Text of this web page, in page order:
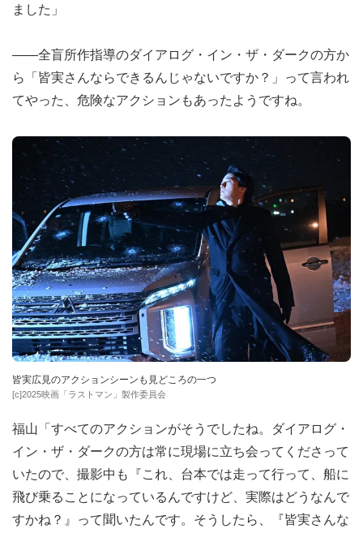
ました」
――全盲所作指導のダイアログ・イン・ザ・ダークの方か
ら「皆実さんならできるんじゃないですか？」って言われ
てやった、危険なアクションもあったようですね。
皆実広見のアクションシーンも見どころの一つ
[c]2025映画「ラストマン」製作委員会
福山「すべてのアクションがそうでしたね。ダイアログ・
イン・ザ・ダークの方は常に現場に立ち会ってくださって
いたので、撮影中も『これ、台本では走って行って、船に
飛び乗ることになっているんですけど、実際はどうなんで
すかね？』って聞いたんです。そうしたら、『皆実さんな